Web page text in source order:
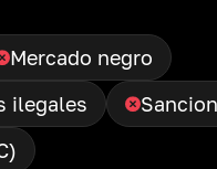
Mercado negro
ilegales